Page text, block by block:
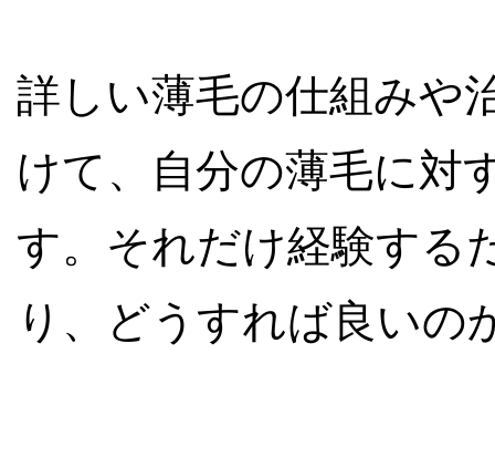
詳しい薄毛の仕組みや
けて、自分の薄毛に対
す。それだけ経験する
り、どうすれば良いの